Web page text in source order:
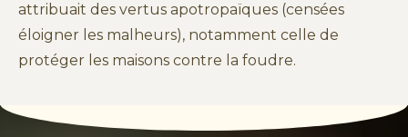
attribuait des vertus apotropaïques (censées
éloigner les malheurs), notamment celle de
protéger les maisons contre la foudre.